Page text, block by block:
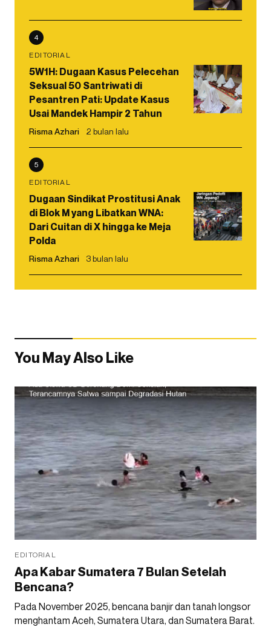
4
EDITORIAL
5W1H: Dugaan Kasus Pelecehan
Seksual 50 Santriwati di
Pesantren Pati: Update Kasus
Usai Mandek Hampir 2 Tahun
Risma Azhari 2 bulan lalu
5
EDITORIAL
Dugaan Sindikat Prostitusi Anak
di Blok M yang Libatkan WNA:
Dari Cuitan di X hingga ke Meja
Polda
Risma Azhari 3 bulan lalu
You May Also Like
EDITORIAL
Apa Kabar Sumatera 7 Bulan Setelah
Bencana?
Pada November 2025, bencana banjir dan tanah longsor
menghantam Aceh, Sumatera Utara, dan Sumatera Barat.